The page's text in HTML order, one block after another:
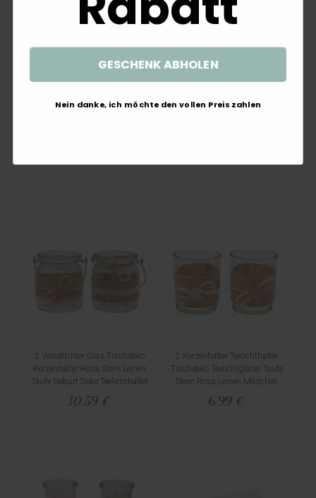
Latex Partydeko Baby Party
2 Windlichter Glas Tischdeko
Kerzenhalter Rosa Stern Leinen
Taufe Geburt Deko Teelichthalter
10,59 €
2 Kerzenhalter Teelichthalter
Tischdeko Teelichtgläser Taufe
Stern Rosa Leinen Mädchen
6,99 €
GESCHENK ABHOLEN
Nein danke, ich möchte den vollen Preis zahlen